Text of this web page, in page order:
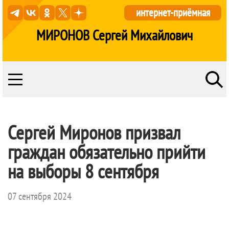
МИРОНОВ Сергей Михайлович
интернет-приёмная
Сергей Миронов призвал
граждан обязательно прийти
на выборы 8 сентября
07 сентября 2024